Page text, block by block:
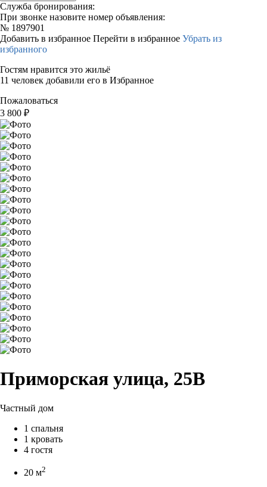
Служба бронирования:
При звонке назовите номер объявления:
№ 1897901
Добавить в избранное Перейти в избранное Убрать из
избранного
Гостям нравится это жильё
11 человек добавили его в Избранное
Пожаловаться
3 800 ₽
Приморская улица, 25В
Частный дом
1 спальня
1 кровать
4 гостя
20 м2